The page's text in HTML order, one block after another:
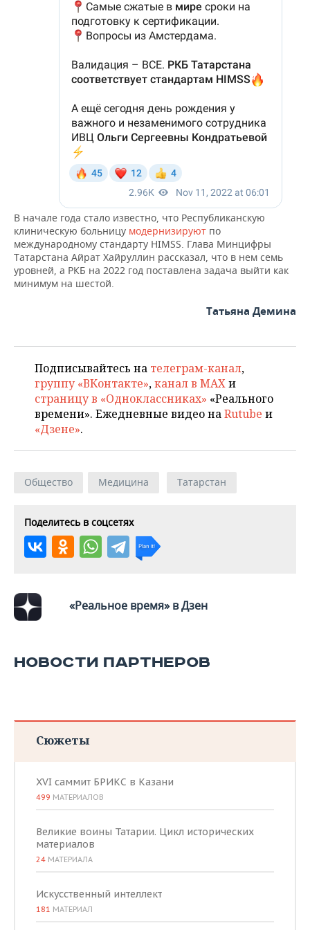
В начале года стало известно, что Республиканскую
клиническую больницу модернизируют по
международному стандарту HIMSS. Глава Минцифры
Татарстана Айрат Хайруллин рассказал, что в нем семь
уровней, а РКБ на 2022 год поставлена задача выйти как
минимум на шестой.
Татьяна Демина
Подписывайтесь на телеграм-канал,
группу «ВКонтакте»,канал в MAXи
страницу в «Одноклассниках» «Реального
времени». Ежедневные видео наRutube и
«Дзене».
Общество Медицина Татарстан
Поделитесь в соцсетях
«Реальное время» в Дзен
НОВОСТИ ПАРТНЕРОВ
Сюжеты
XVI саммит БРИКС в Казани
499 МАТЕРИАЛОВ
Великие воины Татарии. Цикл исторических
материалов
24 МАТЕРИАЛА
Искусственный интеллект
181 МАТЕРИАЛ